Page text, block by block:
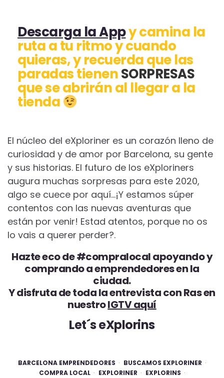
Descarga la Appy camina la
ruta a tu ritmo y cuando
quieras, y recuerda que las
paradas tienenSORPRESAS
que se abrirán al llegar a la
tienda
El núcleo del eXploriner es un corazón lleno de
curiosidad y de amor por Barcelona, su gente
y sus historias. El futuro de los eXploriners
augura muchas sorpresas para este 2020,
algo se cuece por aquí…¡Y estamos súper
contentos con las nuevas aventuras que
están por venir! Estad atentos, porque no os
lo vais a querer perder?.
Hazte eco de #compralocal apoyando y
comprando a emprendedores en la
ciudad.
Y disfruta de toda la entrevista con Ras en
nuestroIGTV aquí
Let´s eXplorins
BARCELONA EMPRENDEDORES
BUSCAMOS EXPLORINER
COMPRA LOCAL
EXPLORINER
EXPLORINS